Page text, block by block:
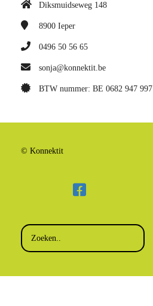
Diksmuidseweg 148
8900 Ieper
0496 50 56 65
sonja@konnektit.be
BTW nummer: BE 0682 947 997
© Konnektit